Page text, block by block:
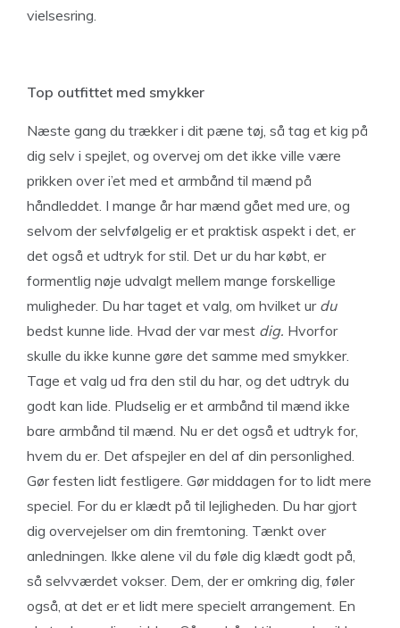
vielsesring.
Top outfittet med smykker
Næste gang du trækker i dit pæne tøj, så tag et kig på
dig selv i spejlet, og overvej om det ikke ville være
prikken over i’et med et armbånd til mænd på
håndleddet. I mange år har mænd gået med ure, og
selvom der selvfølgelig er et praktisk aspekt i det, er
det også et udtryk for stil. Det ur du har købt, er
formentlig nøje udvalgt mellem mange forskellige
muligheder. Du har taget et valg, om hvilket ur du
bedst kunne lide. Hvad der var mest dig. Hvorfor
skulle du ikke kunne gøre det samme med smykker.
Tage et valg ud fra den stil du har, og det udtryk du
godt kan lide. Pludselig er et armbånd til mænd ikke
bare armbånd til mænd. Nu er det også et udtryk for,
hvem du er. Det afspejler en del af din personlighed.
Gør festen lidt festligere. Gør middagen for to lidt mere
speciel. For du er klædt på til lejligheden. Du har gjort
dig overvejelser om din fremtoning. Tænkt over
anledningen. Ikke alene vil du føle dig klædt godt på,
så selvværdet vokser. Dem, der er omkring dig, føler
også, at det er et lidt mere specielt arrangement. En